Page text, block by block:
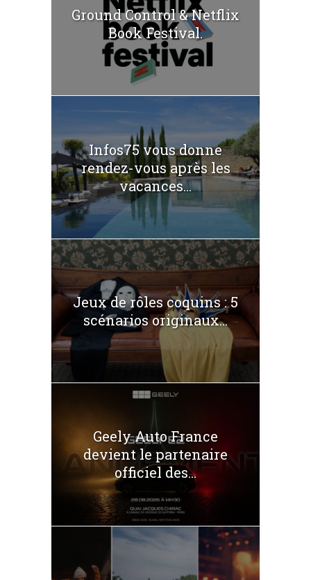
Ground Control & Netflix
Book Festival.
Infos75 vous donne
rendez-vous après les
vacances...
Jeux de rôles coquins : 5
scénarios originaux...
Geely Auto France
devient le partenaire
officiel des...